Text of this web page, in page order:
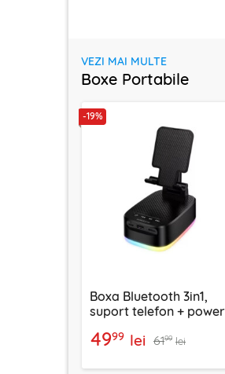
VEZI MAI MULTE
Boxe Portabile
-19%
Boxa Bluetooth 3in1,
suport telefon + power
BR200
4999 lei 6199 lei